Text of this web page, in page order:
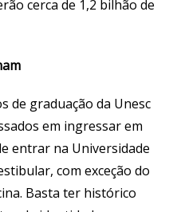
cerca de 1,2 bilhão de
de graduação da Unesc
em ingressar em
entrar na Universidade
com exceção do
Basta ter histórico